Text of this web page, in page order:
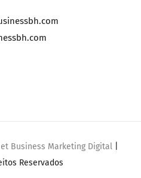
Business Marketing Digital|
Reservados